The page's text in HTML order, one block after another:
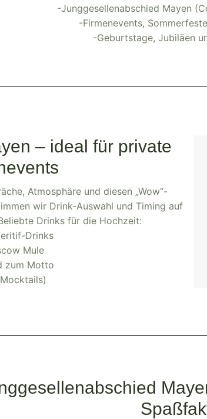
-Junggesellenabschied Mayen
-Firmenevents,
-Geburtstage, Jubiläen
– ideal für private
Atmosphäre und diesen „Wow“-
wir Drink-Auswahl und Timing auf
Drinks für die Hochzeit:
Drinks
Mule
zum Motto